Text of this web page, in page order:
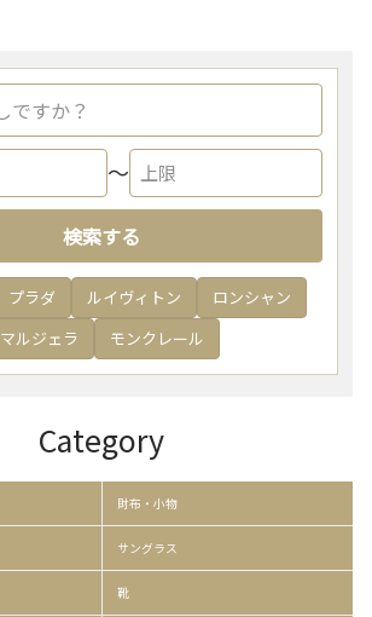
〜
検索する
プラダ ルイヴィトン
ロンシャン
マルジェラ
モンクレール
Category
財布・小物
サングラス
靴